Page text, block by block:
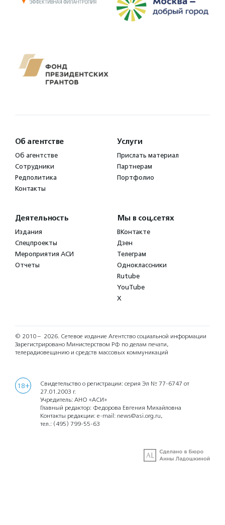
Об агентстве
Об агентстве
Сотрудники
Редполитика
Контакты
Услуги
Прислать материал
Партнерам
Портфолио
Деятельность
Издания
Спецпроекты
Мероприятия АСИ
Отчеты
Мы в соц.сетях
ВКонтакте
Дзен
Телеграм
Одноклассники
Rutube
YouTube
X
© 2010 – 2026. Сетевое издание Агентство социальной информации
Зарегистрировано Министерством РФ по делам печати,
телерадиовещанию и средств массовых коммуникаций
18+
Свидетельство о регистрации: серия Эл № 77-6747 от
27.01.2003 г.
Учредитель: АНО «АСИ»
Главный редактор: Федорова Евгения Михайловна
Контакты редакции: e-mail: news@asi.org.ru,
тел.: (495) 799-55-63